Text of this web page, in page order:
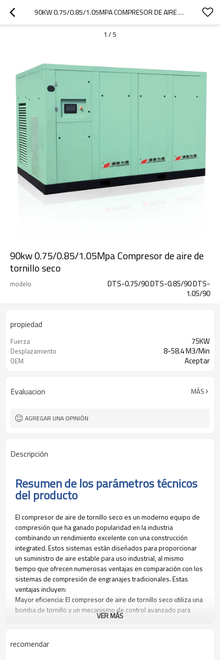
90KW 0.75/0.85/1.05MPA COMPRESOR DE AIRE DE TORNILLO SECO
1 / 5
90kw 0.75/0.85/1.05Mpa Compresor de aire de
tornillo seco
modelo
DTS-0.75/90 DTS-0.85/90 DTS-
1.05/90
propiedad
Fuerza 75KW
Desplazamiento 8-58.4 M3/Min
OEM Aceptar
Evaluacion MÁS
AGREGAR UNA OPINIÓN
Descripción
Resumen de los parámetros técnicos
del producto
El compresor de aire de tornillo seco es un moderno equipo de
compresión que ha ganado popularidad en la industria
combinando un rendimiento excelente con una construcción
integrated. Estos sistemas están diseñados para proporcionar
un suministro de aire estable para uso industrial, al mismo
tiempo que ofrecen numerosas ventajas en comparación con los
sistemas de compresión de engranajes tradicionales. Estas
ventajas incluyen:
Mayor eficiencia: El compresor de aire de tornillo seco utiliza una
bomba de tornillo y un mecanismo de control avanzado para
proporcionar una mayor eficiencia y mejorar la productividad. Los
eficiencia del 90% o mayor, en comparación con los tradicionales
VER MÁS
recomendar